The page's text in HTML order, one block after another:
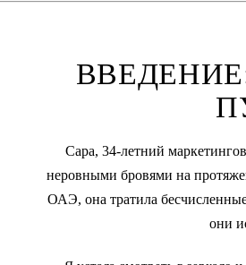
Сара, 34-летний
неровными бровями на
ОАЭ, она тратила
они